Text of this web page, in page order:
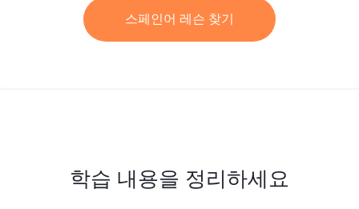
스페인어 레슨 찾기
학습 내용을 정리하세요